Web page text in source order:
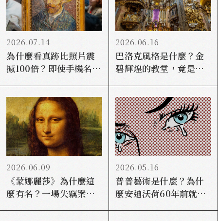
2026.07.14
為什麼看真跡比照片震
撼100倍？即使手機名畫
現場？
2026.06.16
巴洛克風格是什麼？金
碧輝煌的教堂，竟是宗
2026.06.09
《蒙娜麗莎》為什麼這
麼有名？一場失竊案讓
2026.05.16
普普藝術是什麼？為什
麼安迪沃荷60年前就預
鐘」？